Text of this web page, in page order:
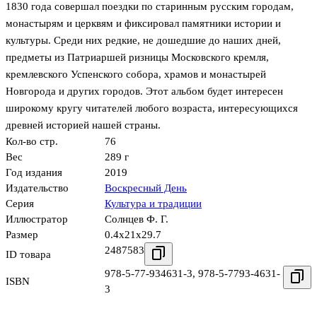
1830 года совершал поездки по старинным русским городам,
монастырям и церквям и фиксировал памятники истории и
культуры. Среди них редкие, не дошедшие до наших дней,
предметы из Патриаршей ризницы Московского кремля,
кремлевского Успенского собора, храмов и монастырей
Новгорода и других городов. Этот альбом будет интересен
широкому кругу читателей любого возраста, интересующихся
древней историей нашей страны.
Кол-во стр.
76
Вес
289 г
Год издания
2019
Издательство
Воскресный День
Серия
Культура и традиции
Иллюстратор
Солнцев Ф. Г.
Размер
0.4x21x29.7
ID товара
2487583
ISBN
978-5-77-934631-3, 978-5-7793-4631-
3